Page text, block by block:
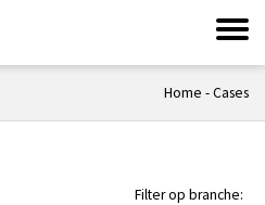
Home -Cases
Filter op branche: